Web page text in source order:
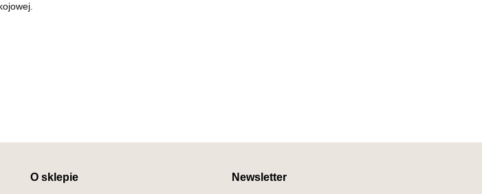
O sklepie Newsletter